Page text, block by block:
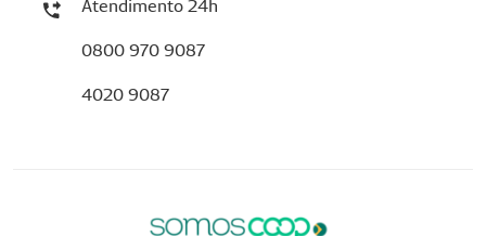
Atendimento 24h
0800 970 9087
4020 9087